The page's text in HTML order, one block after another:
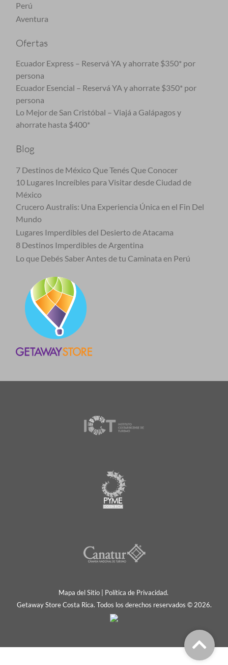
Perú
Aventura
Ofertas
Ecuador Express – Reservá YA y ahorrate $350* por
persona
Ecuador Esencial – Reservá YA y ahorrate $350* por
persona
Lo Mejor de San Cristóbal – Viajá a Galápagos y
ahorrate hasta $400*
Blog
7 Destinos de México Que Tenés Que Conocer
10 Lugares Increíbles para Visitar desde Ciudad de
México
Crucero Australis: Una Experiencia Única en el Fin Del
Mundo
Lugares Imperdibles del Desierto de Atacama
8 Destinos Imperdibles de Argentina
Lo que Debés Saber Antes de tu Caminata en Perú
Mapa del Sitio| Política de Privacidad.
Getaway Store Costa Rica. Todos los derechos reservados © 2026.